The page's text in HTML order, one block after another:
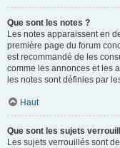
Que sont les notes ?
Les notes apparaissent en
première page du forum
est recommandé de les
comme les annonces et les
les notes sont définies par
Haut
Que sont les sujets
Les sujets verrouillés sont